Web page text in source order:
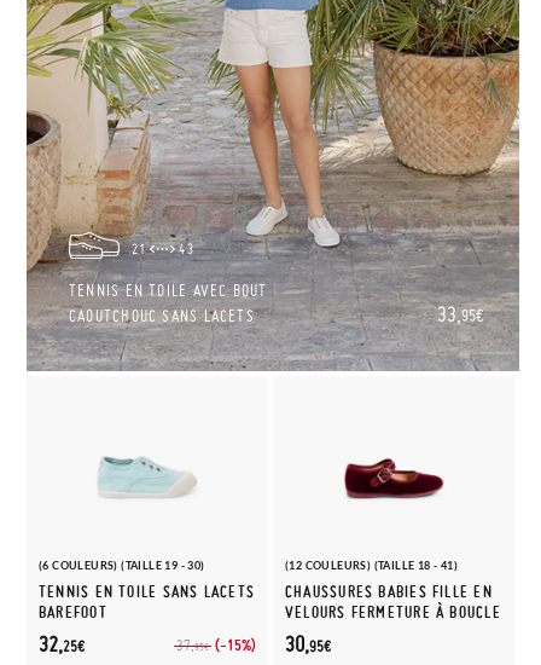
21 43
TENNIS EN TOILE AVEC BOUT
CAOUTCHOUC SANS LACETS
33,95€
(6 COULEURS) (TAILLE 19 - 30)
TENNIS EN TOILE SANS LACETS
BAREFOOT
37,95€ (-15%)
32,25€
(12 COULEURS) (TAILLE 18 - 41)
CHAUSSURES BABIES FILLE EN
VELOURS FERMETURE À BOUCLE
30,95€